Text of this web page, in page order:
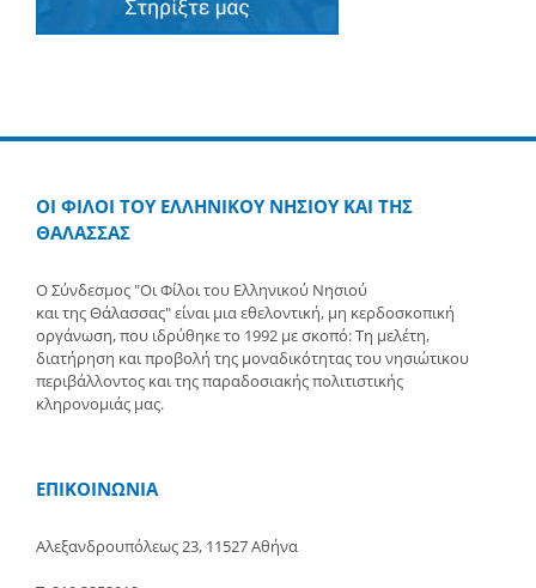
ΟΙ ΦΙΛΟΙ ΤΟΥ ΕΛΛΗΝΙΚΟΥ ΝΗΣΙΟΥ ΚΑΙ ΤΗΣ
ΘΑΛΑΣΣΑΣ
Ο Σύνδεσμος "Οι Φίλοι του Ελληνικού Νησιού
και της Θάλασσας" είναι μια εθελοντική, μη κερδοσκοπική
οργάνωση, που ιδρύθηκε το 1992 με σκοπό: Τη μελέτη,
διατήρηση και προβολή της μοναδικότητας του νησιώτικου
περιβάλλοντος και της παραδοσιακής πολιτιστικής
κληρονομιάς μας.
ΕΠΙΚΟΙΝΩΝΙΑ
Αλεξανδρουπόλεως 23, 11527 Αθήνα